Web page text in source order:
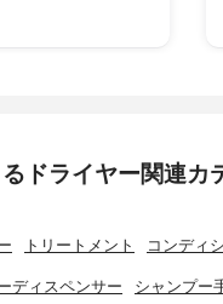
るドライヤー関連
トリートメント コンディ
ディスペンサー シャンプー